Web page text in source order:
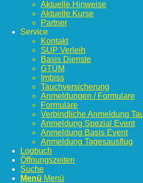
Aktuelle Hinweise
Aktuelle Kurse
Partner
Service
Kontakt
SUP Verleih
Basis Dienste
GTÜM
Imbiss
Tauchversicherung
Anmeldungen / Formulare
Formulare
Verbindliche Anmeldung
Anmeldung Spezial Event
Anmeldung Basis Event
Anmeldung Tagesausflug
Logbuch
Öffnungszeiten
Suche
Menü Menü